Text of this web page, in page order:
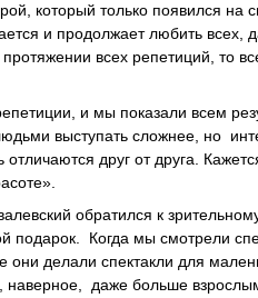
который только появился на
и продолжает любить всех,
всех репетиций, то
и мы показали всем
выступать сложнее, но
друг от друга.
обратился к
Когда мы смотрели
делали спектакли для
даже больше